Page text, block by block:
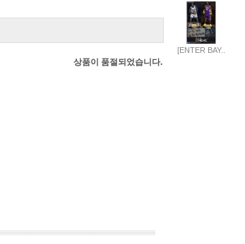
[ENTER BAY..
상품이 품절되었습니다.